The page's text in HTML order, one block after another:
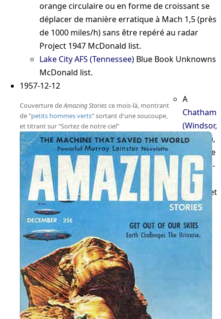
orange circulaire ou en forme de croissant se
déplacer de manière erratique à Mach 1,5 (près
de 1000 miles/h) sans être repéré au radar
Project 1947 McDonald list.
Lake City AFS (Tennessee) Blue Book Unknowns
McDonald list.
1957-12-12
Couverture deAmazing Stories ce mois-là, montrant
de "petits hommes verts" sortant d'une soucoupe,
et titrant sur "Sortez de notre ciel"
A
Chatham
(Windsor,
Canada),
un pilote
deTrans-
Canada
Airlines
et
de